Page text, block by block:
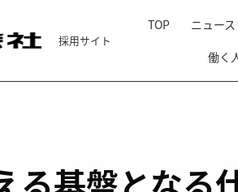
採用サイト
TOP ニュース
働く